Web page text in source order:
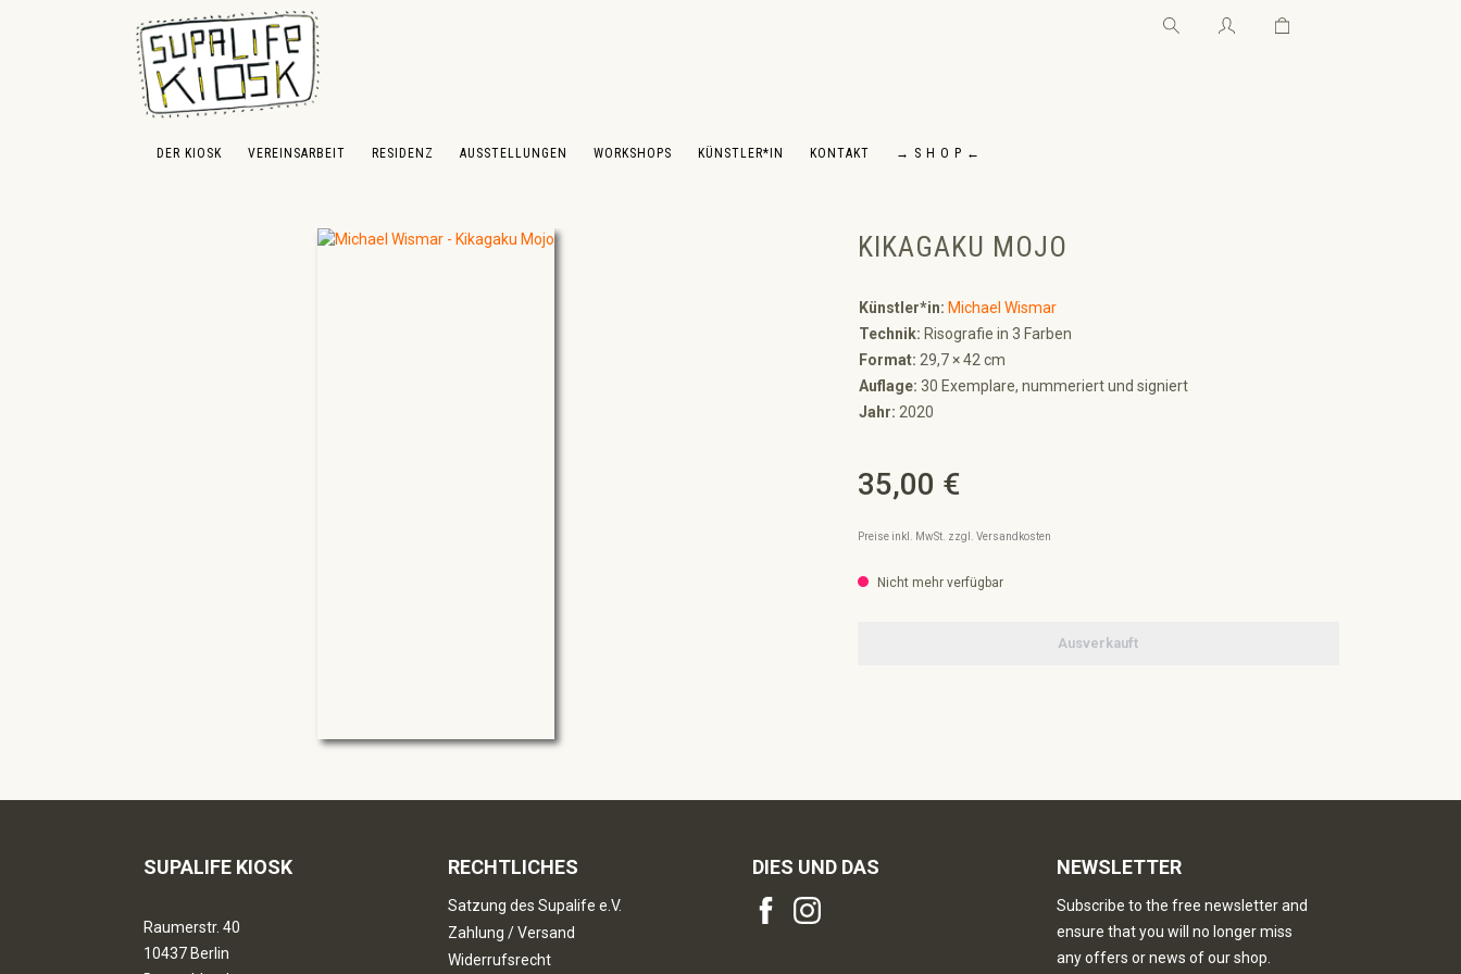
Hauptinhalt springen
Zur Suche springen
Zur Hauptnavigation springen Warenkorb enthält 0
DER KIOSK VEREINSARBEIT RESIDENZ AUSSTELLUNGEN WORKSHOPS KÜNSTLER*IN KONTAKT → S H O P ←
KIKAGAKU MOJO
Künstler*in: Michael Wismar
Technik: Risografie in 3 Farben
Format: 29,7 × 42 cm
Auflage: 30 Exemplare, nummeriert und signiert
Jahr: 2020
Regulärer Preis:
35,00 €
Preise inkl. MwSt. zzgl. Versandkosten
Nicht mehr verfügbar
Ausverkauft
SUPALIFE KIOSK
Raumerstr. 40
10437 Berlin
RECHTLICHES
Satzung des Supalife e.V.
Zahlung / Versand
Widerrufsrecht
DIES UND DAS NEWSLETTER
Subscribe to the free newsletter and
ensure that you will no longer miss
any offers or news of our shop.